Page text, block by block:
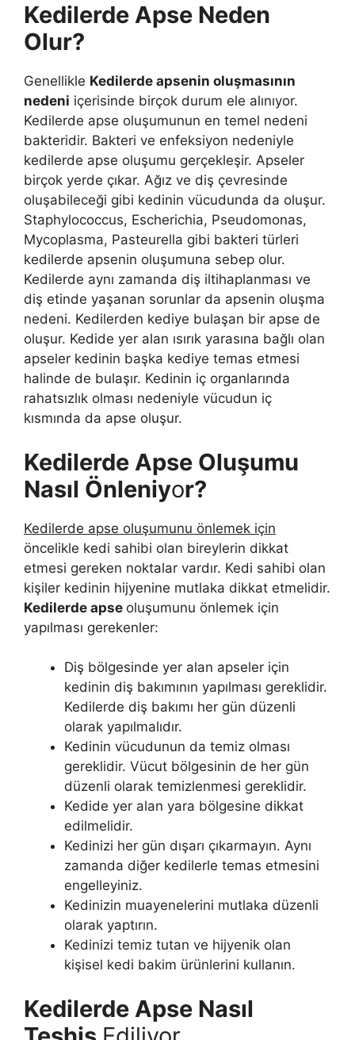
Kedilerde Apse Neden
Olur?
Genellikle Kedilerde apsenin oluşmasının
nedeni içerisinde birçok durum ele alınıyor.
Kedilerde apse oluşumunun en temel nedeni
bakteridir. Bakteri ve enfeksiyon nedeniyle
kedilerde apse oluşumu gerçekleşir. Apseler
birçok yerde çıkar. Ağız ve diş çevresinde
oluşabileceği gibi kedinin vücudunda da oluşur.
Staphylococcus, Escherichia, Pseudomonas,
Mycoplasma, Pasteurella gibi bakteri türleri
kedilerde apsenin oluşumuna sebep olur.
Kedilerde aynı zamanda diş iltihaplanması ve
diş etinde yaşanan sorunlar da apsenin oluşma
nedeni. Kedilerden kediye bulaşan bir apse de
oluşur. Kedide yer alan ısırık yarasına bağlı olan
apseler kedinin başka kediye temas etmesi
halinde de bulaşır. Kedinin iç organlarında
rahatsızlık olması nedeniyle vücudun iç
kısmında da apse oluşur.
Kedilerde Apse Oluşumu
Nasıl Önleniyor?
Kedilerde apse oluşumunu önlemek için
öncelikle kedi sahibi olan bireylerin dikkat
etmesi gereken noktalar vardır. Kedi sahibi olan
kişiler kedinin hijyenine mutlaka dikkat etmelidir.
Kedilerde apse oluşumunu önlemek için
yapılması gerekenler:
Diş bölgesinde yer alan apseler için
kedinin diş bakımının yapılması gereklidir.
Kedilerde diş bakımı her gün düzenli
olarak yapılmalıdır.
Kedinin vücudunun da temiz olması
gereklidir. Vücut bölgesinin de her gün
düzenli olarak temizlenmesi gereklidir.
Kedide yer alan yara bölgesine dikkat
edilmelidir.
Kedinizi her gün dışarı çıkarmayın. Aynı
zamanda diğer kedilerle temas etmesini
engelleyiniz.
Kedinizin muayenelerini mutlaka düzenli
olarak yaptırın.
Kedinizi temiz tutan ve hijyenik olan
kişisel kedi bakim ürünlerini kullanın.
Kedilerde Apse Nasıl